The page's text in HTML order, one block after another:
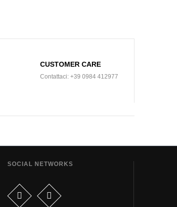
CUSTOMER CARE
Contattaci: +39 0984 412977
SOCIAL NETWORKS